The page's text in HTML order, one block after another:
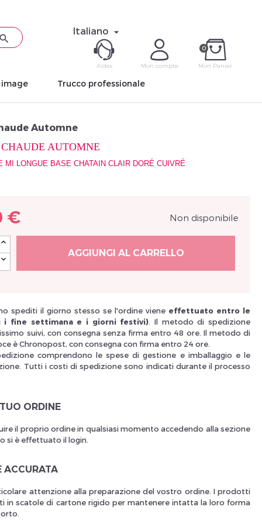

Italiano 
0
Mon Panier
Mon compte
Déjà
réinitialiser
Des
Aides
Trucco professionale
Automne
AUTOMNE
MI LONGUE BASE CHATAIN CLAIR DORÉ CUIVRÉ
€ Non disponibile
AGGIUNGI AL CARRELLO
spediti il giorno stesso se l'ordine viene effettuato entro le
i fine settimana e i giorni festivi) . Il metodo di spedizione
suivi, con consegna senza firma entro 48 ore. Il metodo di
è Chronopost, con consegna con firma entro 24 ore.
comprendono le spese di gestione e imballaggio e le
Tutti i costi di spedizione sono indicati durante il processo
ORDINE
il proprio ordine in qualsiasi momento accedendo alla sezione
si è effettuato il login.
ACCURATA
attenzione alla preparazione del vostro ordine. I prodotti
in scatole di cartone rigido per mantenere intatta la loro forma